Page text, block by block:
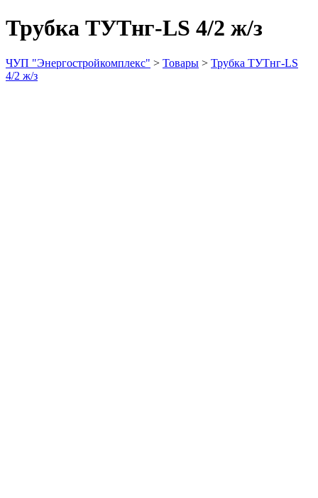
Трубка ТУТнг-LS 4/2 ж/з
ЧУП "Энергостройкомплекс" > Товары > Трубка ТУТнг-LS
4/2 ж/з